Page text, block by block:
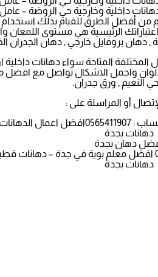
الطرق للقيام بذلك استخدام
الرئيسية هي مستوى
, دهان بروفايل خارجي , دهان الجدران
المختلفة المتاحة سواء دهانات
واجمل الاشكال تواصل مع
النعيم , ورق جدران.
أو المراسلة على :
دهانات بجدة
دهان بجدة
دهانات بجدة